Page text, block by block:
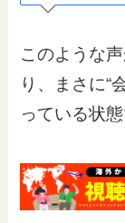
このような
り、まさに“
っている状態